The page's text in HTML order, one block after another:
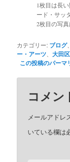
1枚目は長
ード・サッ
2枚目の写
カテゴリー: ブログ
ー・アーツ 、大田
この投稿のパーマ
コメン
メールアドレ
いている欄は